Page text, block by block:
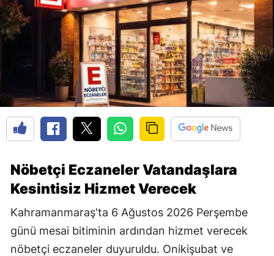
Nöbetçi Eczaneler Vatandaşlara
Kesintisiz Hizmet Verecek
Kahramanmaraş'ta 6 Ağustos 2026 Perşembe
günü mesai bitiminin ardından hizmet verecek
nöbetçi eczaneler duyuruldu. Onikişubat ve